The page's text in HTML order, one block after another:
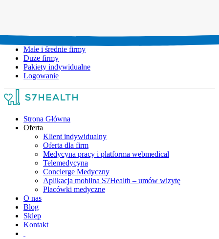
Małe i średnie firmy
Duże firmy
Pakiety indywidualne
Logowanie
Strona Główna
Oferta
Klient indywidualny
Oferta dla firm
Medycyna pracy i platforma webmedical
Telemedycyna
Concierge Medyczny
Aplikacja mobilna S7Health – umów wizytę
Placówki medyczne
O nas
Blog
Sklep
Kontakt